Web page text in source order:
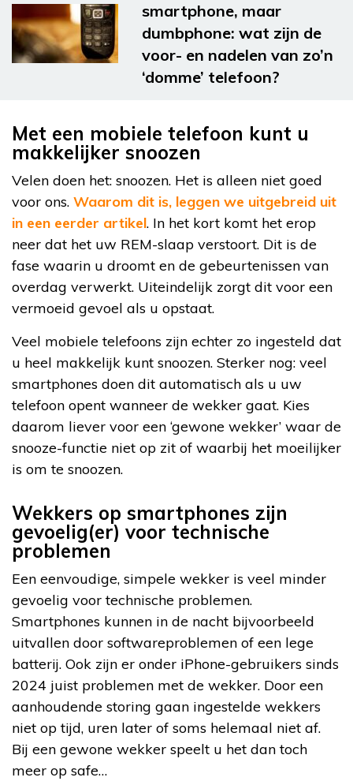
smartphone, maar
dumbphone: wat zijn de
voor- en nadelen van zo’n
‘domme’ telefoon?
Met een mobiele telefoon kunt u
makkelijker snoozen
Velen doen het: snoozen. Het is alleen niet goed
voor ons. Waarom dit is, leggen we uitgebreid uit
in een eerder artikel. In het kort komt het erop
neer dat het uw REM-slaap verstoort. Dit is de
fase waarin u droomt en de gebeurtenissen van
overdag verwerkt. Uiteindelijk zorgt dit voor een
vermoeid gevoel als u opstaat.
Veel mobiele telefoons zijn echter zo ingesteld dat
u heel makkelijk kunt snoozen. Sterker nog: veel
smartphones doen dit automatisch als u uw
telefoon opent wanneer de wekker gaat. Kies
daarom liever voor een ‘gewone wekker’ waar de
snooze-functie niet op zit of waarbij het moeilijker
is om te snoozen.
Wekkers op smartphones zijn
gevoelig(er) voor technische
problemen
Een eenvoudige, simpele wekker is veel minder
gevoelig voor technische problemen.
Smartphones kunnen in de nacht bijvoorbeeld
uitvallen door softwareproblemen of een lege
batterij. Ook zijn er onder iPhone-gebruikers sinds
2024 juist problemen met de wekker. Door een
aanhoudende storing gaan ingestelde wekkers
niet op tijd, uren later of soms helemaal niet af.
Bij een gewone wekker speelt u het dan toch
meer op safe…